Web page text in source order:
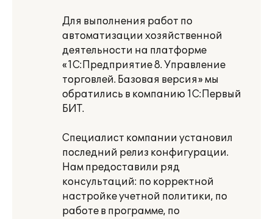
Для выполнения работ по
автоматизации хозяйственной
деятельности на платформе
«1С:Предприятие 8. Управление
торговлей. Базовая версия» мы
обратились в компанию 1С:Первый
БИТ.
Специалист компании установил
последний релиз конфигурации.
Нам предоставили ряд
консультаций: по корректной
настройке учетной политики, по
работе в программе, по